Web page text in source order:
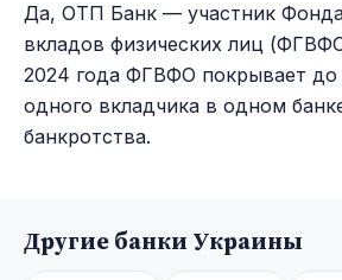
Да, ОТП Банк — участник Фонда
вкладов физических лиц
2024 года ФГВФО покрывает до
одного вкладчика в одном
банкротства.
Другие банки Украины